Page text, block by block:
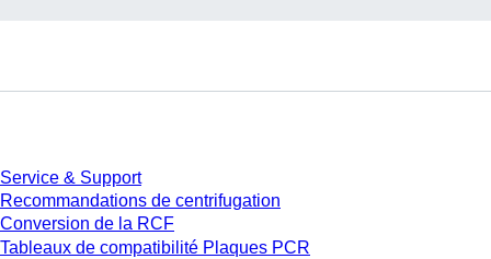
Service & Support
Recommandations de centrifugation
Conversion de la RCF
Tableaux de compatibilité Plaques PCR